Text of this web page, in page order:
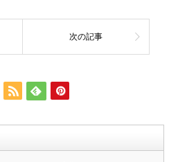
次の記事